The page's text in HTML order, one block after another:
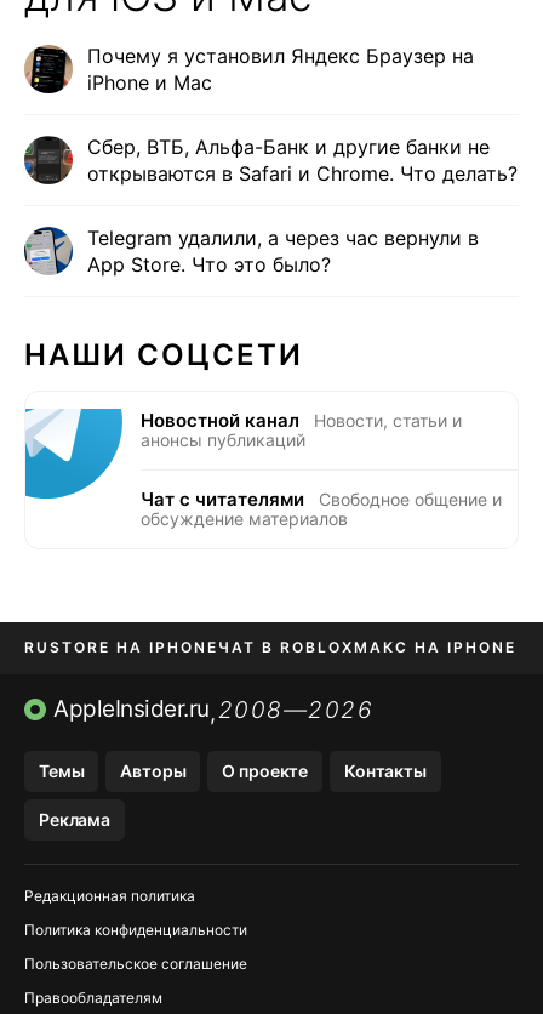
Почему я установил Яндекс Браузер на
iPhone и Mac
Сбер, ВТБ, Альфа-Банк и другие банки не
открываются в Safari и Сhrome. Что делать?
Telegram удалили, а через час вернули в
App Store. Что это было?
НАШИ СОЦСЕТИ
Новостной канал
Новости, статьи и
анонсы публикаций
Чат с читателями
Свободное общение и
обсуждение материалов
RUSTORE НА IPHONE ЧАТ В ROBLOXМАКС НА IPHONE
AVITO НА IPHONEВТБ ОНЛАЙН TIKTOK НА IPHONE
AppleInsider.ru,2008—2026
Темы Авторы О проекте Контакты
Реклама
Редакционная политика
Политика конфиденциальности
Пользовательское соглашение
Правообладателям